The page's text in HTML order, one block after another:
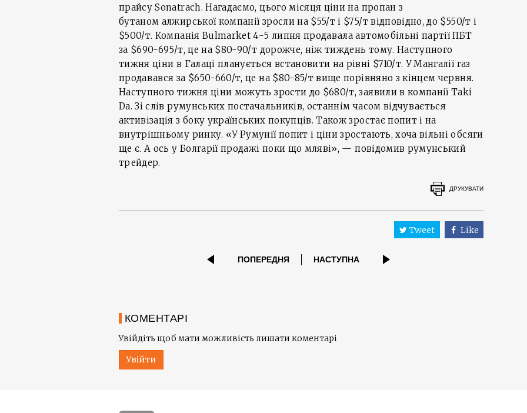
прайсу Sonatrach. Нагадаємо, цього місяця ціни на пропан з
бутаном алжирської компанії зросли на $55/т і $75/т відповідно, до $550/т і
$500/т. Компанія Bulmarket 4-5 липня продавала автомобільні партії ПБТ
за $690-695/т, це на $80-90/т дорожче, ніж тиждень тому. Наступного
тижня ціни в Галаці планується встановити на рівні $710/т. У Мангалії газ
продавався за $650-660/т, це на $80-85/т вище порівняно з кінцем червня.
Наступного тижня ціни можуть зрости до $680/т, заявили в компанії Taki
Da. Зі слів румунських постачальників, останнім часом відчувається
активізація з боку українських покупців. Також зростає попит і на
внутрішньому ринку. «У Румунії попит і ціни зростають, хоча вільні обсяги
ще є. А ось у Болгарії продажі поки що мляві», — повідомив румунський
трейдер.
ДРУКУВАТИ
Tweet Like
ПОПЕРЕДНЯ НАСТУПНА
КОМЕНТАРІ
Увійдіть щоб мати можливість лишати коментарі
Увійти